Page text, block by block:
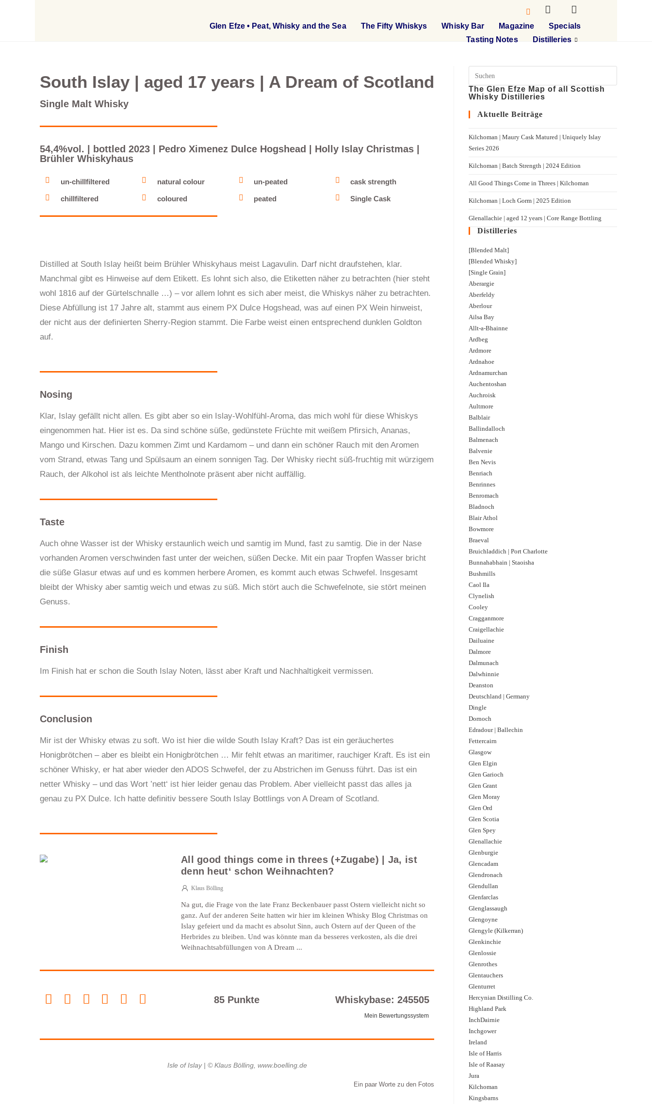
Glen Efze • Peat, Whisky and the Sea The Fifty Whiskys Whisky Bar Magazine
Specials
Tasting Notes
Distilleries
South Islay | aged 17 years | A Dream of Scotland
Single Malt Whisky
54,4%vol. | bottled 2023 | Pedro Ximenez Dulce Hogshead | Holly Islay Christmas |
Brühler Whiskyhaus
un-chillfiltered
chillfiltered
natural colour
coloured
un-peated
peated
cask strength
Single Cask
Distilled at South Islay heißt beim Brühler Whiskyhaus meist Lagavulin. Darf nicht draufstehen, klar.
Manchmal gibt es Hinweise auf dem Etikett. Es lohnt sich also, die Etiketten näher zu betrachten (hier steht
wohl 1816 auf der Gürtelschnalle …) – vor allem lohnt es sich aber meist, die Whiskys näher zu betrachten.
Diese Abfüllung ist 17 Jahre alt, stammt aus einem PX Dulce Hogshead, was auf einen PX Wein hinweist,
der nicht aus der definierten Sherry-Region stammt. Die Farbe weist einen entsprechend dunklen Goldton
auf.
Nosing
Klar, Islay gefällt nicht allen. Es gibt aber so ein Islay-Wohlfühl-Aroma, das mich wohl für diese Whiskys
eingenommen hat. Hier ist es. Da sind schöne süße, gedünstete Früchte mit weißem Pfirsich, Ananas,
Mango und Kirschen. Dazu kommen Zimt und Kardamom – und dann ein schöner Rauch mit den Aromen
vom Strand, etwas Tang und Spülsaum an einem sonnigen Tag. Der Whisky riecht süß-fruchtig mit würzigem
Rauch, der Alkohol ist als leichte Mentholnote präsent aber nicht auffällig.
Taste
Auch ohne Wasser ist der Whisky erstaunlich weich und samtig im Mund, fast zu samtig. Die in der Nase
vorhanden Aromen verschwinden fast unter der weichen, süßen Decke. Mit ein paar Tropfen Wasser bricht
die süße Glasur etwas auf und es kommen herbere Aromen, es kommt auch etwas Schwefel. Insgesamt
bleibt der Whisky aber samtig weich und etwas zu süß. Mich stört auch die Schwefelnote, sie stört meinen
Genuss.
Finish
Im Finish hat er schon die South Islay Noten, lässt aber Kraft und Nachhaltigkeit vermissen.
Conclusion
Mir ist der Whisky etwas zu soft. Wo ist hier die wilde South Islay Kraft? Das ist ein geräuchertes
Honigbrötchen – aber es bleibt ein Honigbrötchen … Mir fehlt etwas an maritimer, rauchiger Kraft. Es ist ein
schöner Whisky, er hat aber wieder den ADOS Schwefel, der zu Abstrichen im Genuss führt. Das ist ein
netter Whisky – und das Wort ’nett‘ ist hier leider genau das Problem. Aber vielleicht passt das alles ja
genau zu PX Dulce. Ich hatte definitiv bessere South Islay Bottlings von A Dream of Scotland.
All good things come in threes (+Zugabe) | Ja, ist
denn heut‘ schon Weihnachten?
Klaus Bölling
Na gut, die Frage von the late Franz Beckenbauer passt Ostern vielleicht nicht so
ganz. Auf der anderen Seite hatten wir hier im kleinen Whisky Blog Christmas on
Islay gefeiert und da macht es absolut Sinn, auch Ostern auf der Queen of the
Herbrides zu bleiben. Und was könnte man da besseres verkosten, als die drei
Weihnachtsabfüllungen von A Dream ...
85 Punkte Whiskybase: 245505
Mein Bewertungssystem
Isle of Islay | © Klaus Bölling, www.boelling.de
Ein paar Worte zu den Fotos
The Glen Efze Map of all Scottish
Whisky Distilleries
Aktuelle Beiträge
Kilchoman | Maury Cask Matured | Uniquely Islay
Series 2026
Kilchoman | Batch Strength | 2024 Edition
All Good Things Come in Threes | Kilchoman
Kilchoman | Loch Gorm​ | 2025 Edition
Glenallachie | aged 12 years | Core Range Bottling
Distilleries
[Blended Malt]
[Blended Whisky]
[Single Grain]
Aberargie
Aberfeldy
Aberlour
Ailsa Bay
Allt-a-Bhainne
Ardbeg
Ardmore
Ardnahoe
Ardnamurchan
Auchentoshan
Auchroisk
Aultmore
Balblair
Ballindalloch
Balmenach
Balvenie
Ben Nevis
Benriach
Benrinnes
Benromach
Bladnoch
Blair Athol
Bowmore
Braeval
Bruichladdich | Port Charlotte
Bunnahabhain | Staoisha
Bushmills
Caol Ila
Clynelish
Cooley
Cragganmore
Craigellachie
Dailuaine
Dalmore​
Dalmunach
Dalwhinnie
Deanston
Deutschland | Germany
Dingle
Dornoch
Edradour | Ballechin
Fettercairn
Glasgow
Glen Elgin
Glen Garioch
Glen Grant
Glen Moray
Glen Ord
Glen Scotia
Glen Spey
Glenallachie
Glenburgie
Glencadam
Glendronach
Glendullan
Glenfarclas
Glenglassaugh
Glengoyne
Glengyle (Kilkerran)
Glenkinchie
Glenlossie
Glenrothes
Glentauchers
Glenturret
Hercynian Distilling Co.
Highland Park
InchDairnie
Inchgower
Ireland
Isle of Harris
Isle of Raasay
Jura
Kilchoman
Kingsbarns